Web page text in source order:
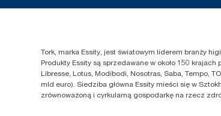
Tork, marka Essity, jest światowym liderem branży
Produkty Essity są sprzedawane w około 150
Libresse, Lotus, Modibodi, Nosotras, Saba, Tempo,
mld euro). Siedziba główna Essity mieści się w
zrównoważoną i cyrkularną gospodarkę na rzecz